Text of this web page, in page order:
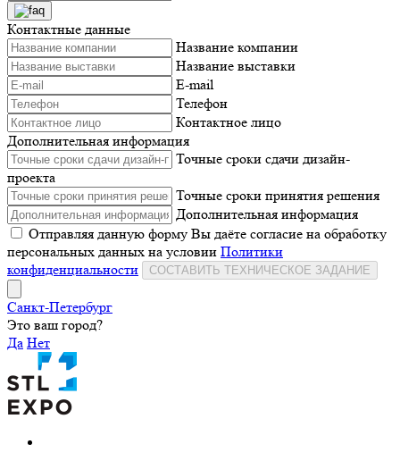
Контактные данные
Название компании
Название выставки
E-mail
Телефон
Контактное лицо
Дополнительная информация
Точные сроки сдачи дизайн-
проекта
Точные сроки принятия решения
Дополнительная информация
Отправляя данную форму Вы даёте согласие на обработку
персональных данных на условии Политики
конфиденциальности
СОСТАВИТЬ ТЕХНИЧЕСКОЕ ЗАДАНИЕ
Санкт-Петербург
Это ваш город?
Да Нет